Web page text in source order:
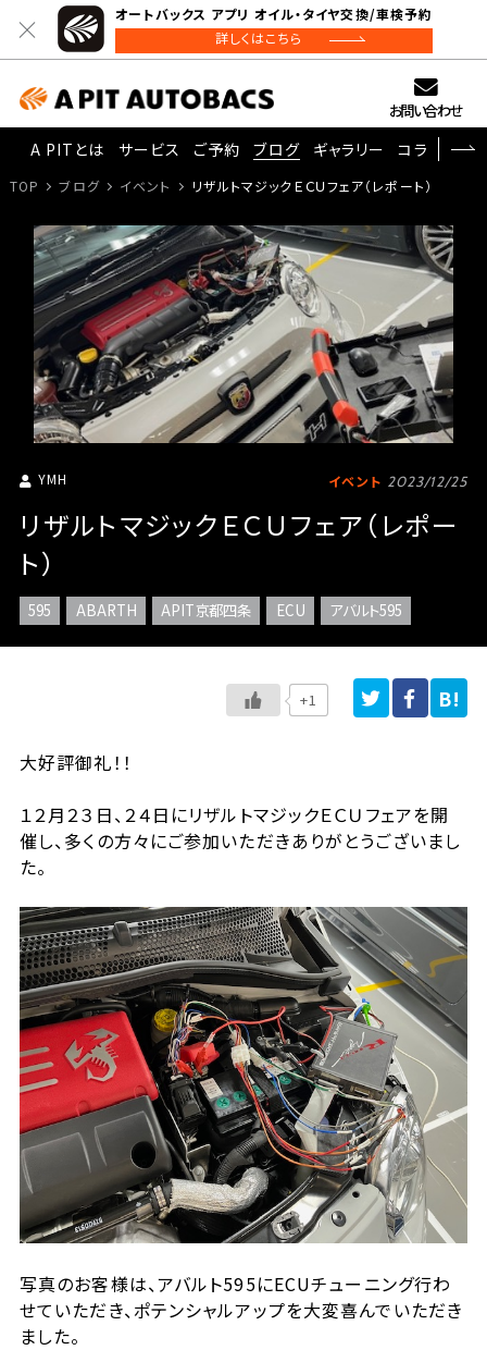
オートバックス アプリ オイル・タイヤ交換/車検予約
詳しくはこちら
お問い合わせ
A PITとは
サービス ご予約 ブログ ギャラリー コラム
TOP ブログ イベント リザルトマジックＥＣＵフェア（レポート）
YMH イベント 2023/12/25
リザルトマジックＥＣＵフェア（レポー
ト）
595 ABARTH APIT京都四条 ECU アバルト595
+1
大好評御礼！！
１２月２３日、２４日にリザルトマジックＥＣＵフェアを開
催し、多くの方々にご参加いただきありがとうございまし
た。
写真のお客様は、アバルト595にECUチューニング行わ
せていただき、ポテンシャルアップを大変喜んでいただき
ました。